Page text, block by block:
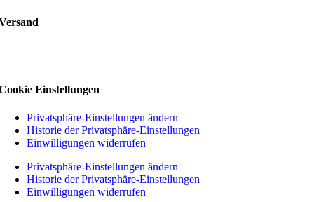
Einstellungen
Privatsphäre-Einstellungen ändern
Historie der Privatsphäre-Einstellungen
Einwilligungen widerrufen
Privatsphäre-Einstellungen ändern
Historie der Privatsphäre-Einstellungen
Einwilligungen widerrufen